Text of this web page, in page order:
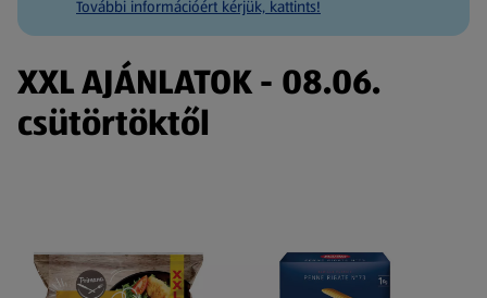
További információért kérjük, kattints!
XXL AJÁNLATOK - 08.06.
csütörtöktől